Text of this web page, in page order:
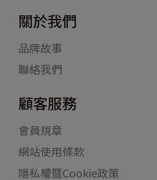
關於我們
品牌故事
聯絡我們
顧客服務
會員規章
網站使用條款
隱私權暨Cookie政策